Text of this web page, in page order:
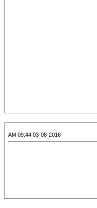
03-08-2016 09:44 AM